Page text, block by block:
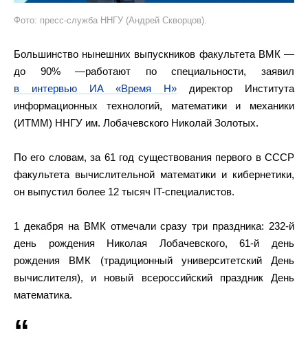
Фото: пресс-служба ННГУ (Андрей Скворцов).
Большинство нынешних выпускников факультета ВМК —
до 90% —работают по специальности, заявил
в интервью ИА «Время Н» директор Института
информационных технологий, математики и механики
(ИТММ) ННГУ им. Лобачевского Николай Золотых.
По его словам, за 61 год существования первого в СССР
факультета вычислительной математики и кибернетики,
он выпустил более 12 тысяч IT-специалистов.
1 декабря на ВМК отмечали сразу три праздника: 232-й
день рождения Николая Лобачевского, 61-й день
рождения ВМК (традиционный университетский День
вычислителя), и новый всероссийский праздник День
математика.